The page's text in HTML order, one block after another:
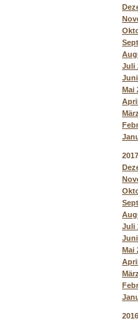
Juli
Mai
2017
Juli
Mai
2016